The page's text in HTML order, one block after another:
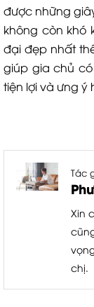
được những
không còn khó
đại đẹp nhất
giúp gia chủ
tiện lợi và ưng ý
Tác
Xin
chị.